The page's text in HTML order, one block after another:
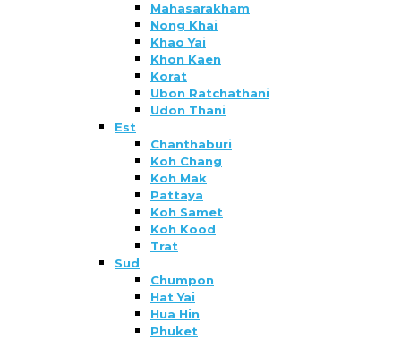
Mahasarakham
Nong Khai
Khao Yai
Khon Kaen
Korat
Ubon Ratchathani
Udon Thani
Est
Chanthaburi
Koh Chang
Koh Mak
Pattaya
Koh Samet
Koh Kood
Trat
Sud
Chumpon
Hat Yai
Hua Hin
Phuket